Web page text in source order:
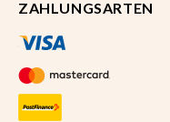
ZAHLUNGSARTEN